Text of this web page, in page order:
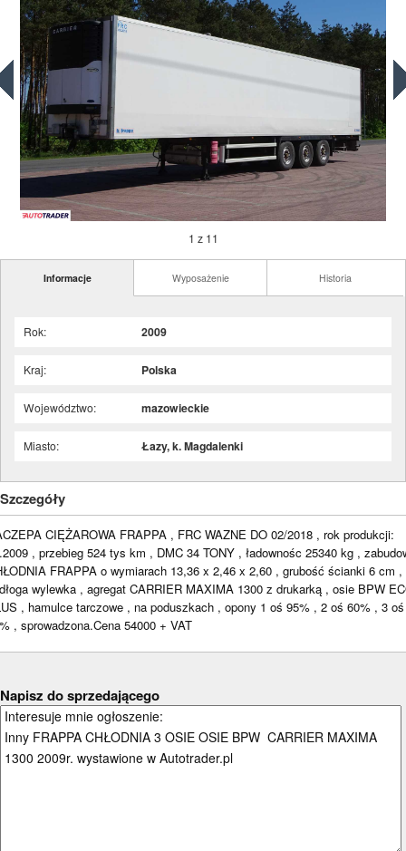
1 z 11
Informacje Wyposażenie Historia
Rok: 2009
Kraj: Polska
Województwo: mazowieckie
Miasto: Łazy, k. Magdalenki
Szczegóły
CIĘŻAROWA FRAPPA , FRC WAZNE DO 02/2018 , rok produkcji:
, przebieg 524 tys km , DMC 34 TONY , ładownośc 25340 kg ,
FRAPPA o wymiarach 13,36 x 2,46 x 2,60 , grubość ścianki 6 cm ,
wylewka , agregat CARRIER MAXIMA 1300 z drukarką , osie BPW
, hamulce tarczowe , na poduszkach , opony 1 oś 95% , 2 oś 60% , 3 oś
, sprowadzona.Cena 54000 + VAT
Napisz do sprzedającego